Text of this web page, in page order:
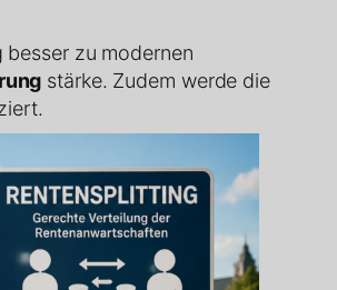
zu modernen
stärke. Zudem werde die